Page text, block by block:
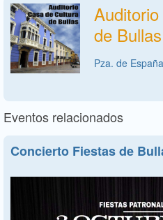
de Bullas
Pza. de
Eventos relacionados
Concierto Fiestas de